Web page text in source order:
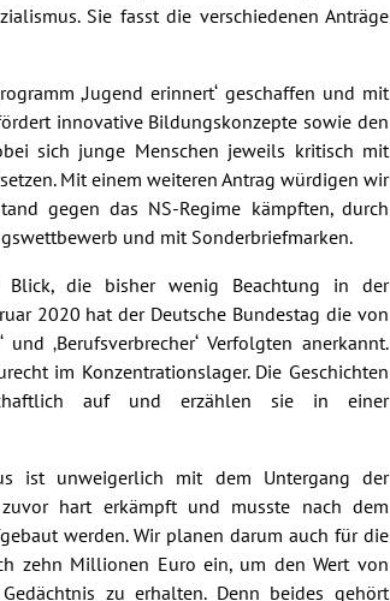
Sie fasst die verschiedenen Anträge
‚Jugend erinnert‘ geschaffen und mit
innovative Bildungskonzepte sowie den
sich junge Menschen jeweils kritisch mit
Mit einem weiteren Antrag würdigen wir
gegen das NS-Regime kämpften, durch
und mit Sonderbriefmarken.
die bisher wenig Beachtung in der
2020 hat der Deutsche Bundestag die von
‚Berufsverbrecher‘ Verfolgten anerkannt.
im Konzentrationslager. Die Geschichten
auf und erzählen sie in einer
ist unweigerlich mit dem Untergang der
hart erkämpft und musste nach dem
werden. Wir planen darum auch für die
zehn Millionen Euro ein, um den Wert von
zu erhalten. Denn beides gehört